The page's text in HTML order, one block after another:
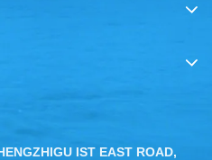
IST EAST ROAD,